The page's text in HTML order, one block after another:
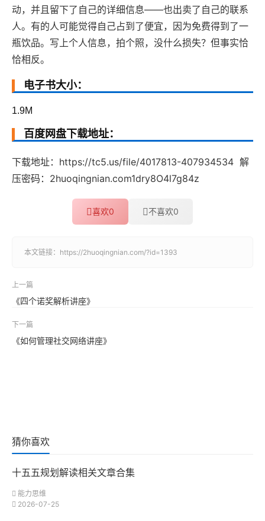
动，并且留下了自己的详细信息——也出卖了自己的联系
人。有的人可能觉得自己占到了便宜，因为免费得到了一
瓶饮品。写上个人信息，拍个照，没什么损失？但事实恰
恰相反。
电子书大小：
1.9M
百度网盘下载地址：
下载地址：https://tc5.us/file/4017813-407934534 解
压密码：2huoqingnian.com1dry8O4l7g84z
喜欢0 不喜欢0
本文链接： https://2huoqingnian.com/?id=1393
上一篇
《四个诺奖解析讲座》
下一篇
《如何管理社交网络讲座》
猜你喜欢
十五五规划解读相关文章合集
能力思维
2026-07-25